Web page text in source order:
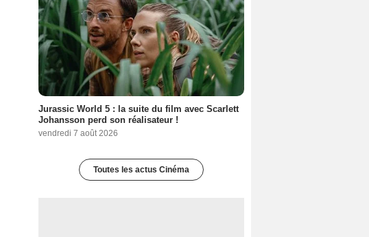
Jurassic World 5 : la suite du film avec Scarlett
Johansson perd son réalisateur !
vendredi 7 août 2026
Toutes les actus Cinéma